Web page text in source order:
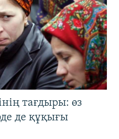
тағдыры: өз
де құқығы